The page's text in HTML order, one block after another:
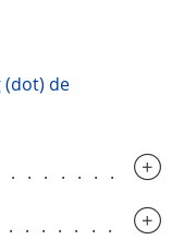
(dot) de